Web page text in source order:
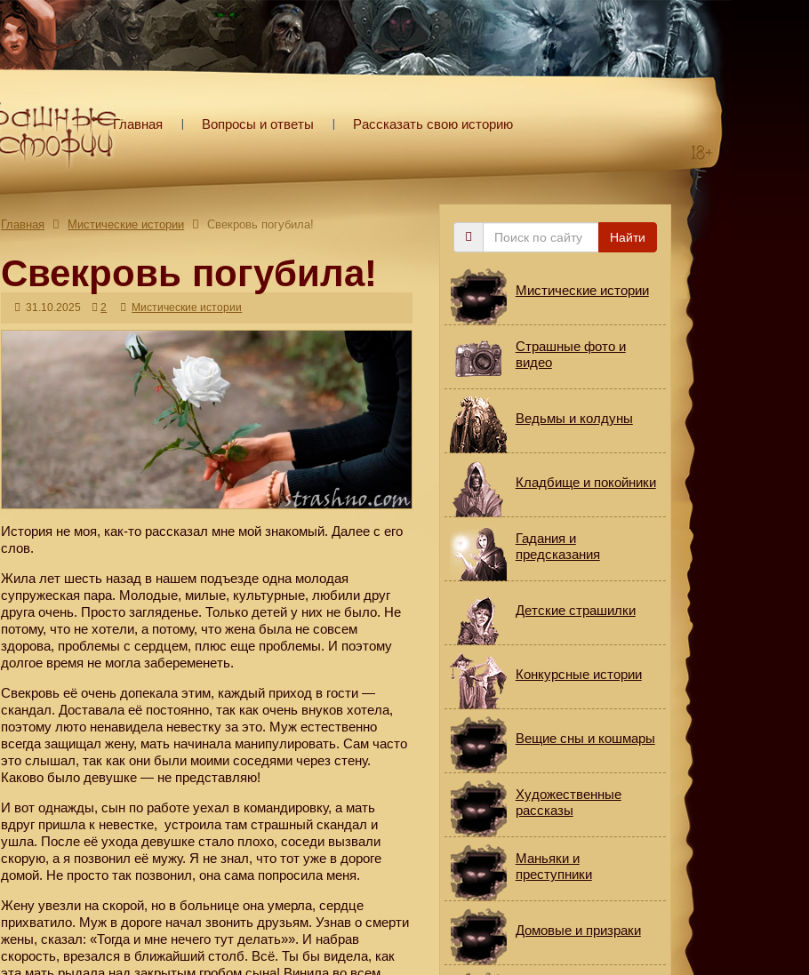
Главная Вопросы и ответы Рассказать свою историю
Главная Мистические истории Свекровь погубила!
Свекровь погубила!
31.10.2025 2 Мистические истории
История не моя, как-то рассказал мне мой знакомый. Далее с его
слов.
Жила лет шесть назад в нашем подъезде одна молодая
супружеская пара. Молодые, милые, культурные, любили друг
друга очень. Просто загляденье. Только детей у них не было. Не
потому, что не хотели, а потому, что жена была не совсем
здорова, проблемы с сердцем, плюс еще проблемы. И поэтому
долгое время не могла забеременеть.
Свекровь её очень допекала этим, каждый приход в гости —
скандал. Доставала её постоянно, так как очень внуков хотела,
поэтому люто ненавидела невестку за это. Муж естественно
всегда защищал жену, мать начинала манипулировать. Сам часто
это слышал, так как они были моими соседями через стену.
Каково было девушке — не представляю!
И вот однажды, сын по работе уехал в командировку, а мать
вдруг пришла к невестке, устроила там страшный скандал и
ушла. После её ухода девушке стало плохо, соседи вызвали
скорую, а я позвонил её мужу. Я не знал, что тот уже в дороге
домой. Не просто так позвонил, она сама попросила меня.
Жену увезли на скорой, но в больнице она умерла, сердце
прихватило. Муж в дороге начал звонить друзьям. Узнав о смерти
жены, сказал: «Тогда и мне нечего тут делать»». И набрав
скорость, врезался в ближайший столб. Всё. Ты бы видела, как
Поиск
Найти
Мистические истории
Страшные фото и
видео
Ведьмы и колдуны
Кладбище и покойники
Гадания и
предсказания
Детские страшилки
Конкурсные истории
Вещие сны и кошмары
Художественные
рассказы
Маньяки и
преступники
Домовые и призраки